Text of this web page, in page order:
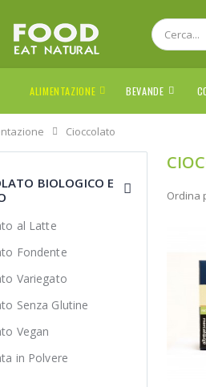
ALIMENTAZIONE BEVANDE
Cioccolato
Ordina
BIOLOGICO E
al Latte
Fondente
Variegato
Senza Glutine
Vegan
in Polvere